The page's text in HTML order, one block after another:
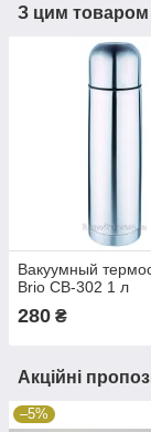
З цим
Вакуумный
Brio CB-302 1 л
280 ₴
Акційні
–5%